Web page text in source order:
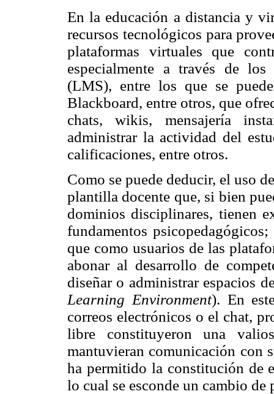
En la educación a distancia y
recursos tecnológicos para
plataformas virtuales que
especialmente a través de
(LMS), entre los que se
Blackboard, entre otros, que
chats, wikis, mensajería
administrar la actividad del
calificaciones, entre otros.
Como se puede deducir, el uso
plantilla docente que, si bien
dominios disciplinares, tienen
fundamentos
que como usuarios de las
abonar al desarrollo de
diseñar o administrar espacios
Learning Environment). En
correos electrónicos o el chat,
libre constituyeron una
mantuvieran comunicación con
ha permitido la constitución de
lo cual se esconde un cambio de